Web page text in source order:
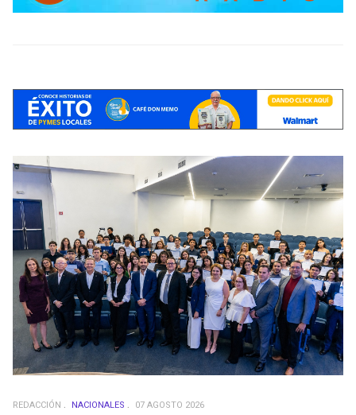
REDACCIÓN NACIONALES 07 AGOSTO 2026